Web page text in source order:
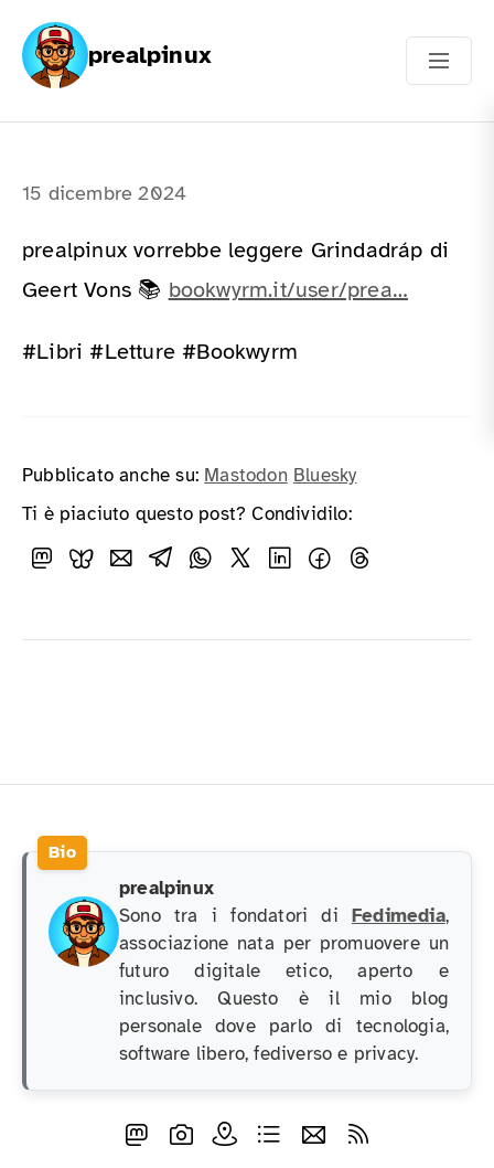
prealpinux
15 dicembre 2024
prealpinux vorrebbe leggere Grindadráp di
Geert Vons 📚 bookwyrm.it/user/prea…
#Libri #Letture #Bookwyrm
Pubblicato anche su: Mastodon Bluesky
Ti è piaciuto questo post? Condividilo:
prealpinux
Sono tra i fondatori di Fedimedia,
associazione nata per promuovere un
futuro digitale etico, aperto e
inclusivo. Questo è il mio blog
personale dove parlo di tecnologia,
software libero, fediverso e privacy.